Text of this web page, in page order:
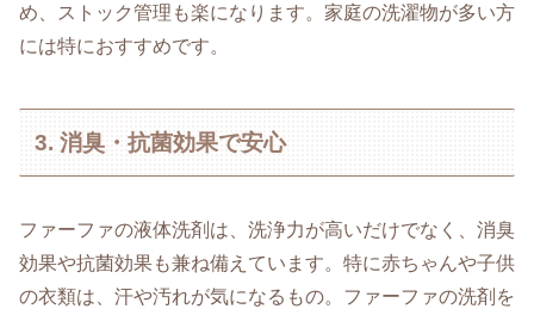
め、ストック管理も楽になります。家庭の洗濯物が多い方
には特におすすめです。
3. 消臭・抗菌効果で安心
ファーファの液体洗剤は、洗浄力が高いだけでなく、消臭
効果や抗菌効果も兼ね備えています。特に赤ちゃんや子供
の衣類は、汗や汚れが気になるもの。ファーファの洗剤を